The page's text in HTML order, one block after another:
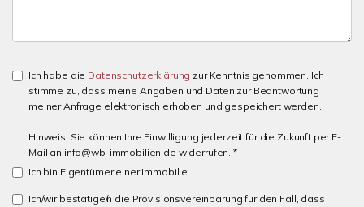
Ich habe die Datenschutzerklärung zur Kenntnis genommen. Ich
stimme zu, dass meine Angaben und Daten zur Beantwortung
meiner Anfrage elektronisch erhoben und gespeichert werden.
Hinweis: Sie können Ihre Einwilligung jederzeit für die Zukunft per E-
Mail an info@wb-immobilien.de widerrufen. *
Ich bin Eigentümer einer Immobilie.
Ich/wir bestätige/n die Provisionsvereinbarung für den Fall, dass